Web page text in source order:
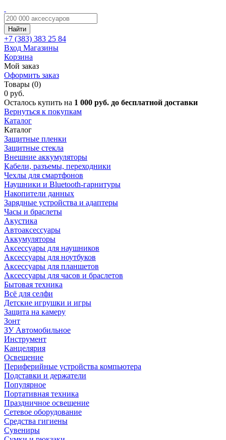
Найти
+7 (383) 383 25 84
Вход Магазины
Корзина
Мой заказ
Оформить заказ
Товары (0)
0 руб.
Осталось купить на 1 000 руб. до бесплатной доставки
Вернуться к покупкам
Каталог
Каталог
Защитные пленки
Защитные стекла
Внешние аккумуляторы
Кабели, разъемы, переходники
Чехлы для смартфонов
Наушники и Bluetooth-гарнитуры
Накопители данных
Зарядные устройства и адаптеры
Часы и браслеты
Акустика
Автоаксессуары
Аккумуляторы
Аксессуары для наушников
Аксессуары для ноутбуков
Аксессуары для планшетов
Аксессуары для часов и браслетов
Бытовая техника
Всё для селфи
Детские игрушки и игры
Защита на камеру
Зонт
ЗУ Автомобильное
Инструмент
Канцелярия
Освещение
Периферийные устройства компьютера
Подставки и держатели
Популярное
Портативная техника
Праздничное освещение
Сетевое оборудование
Средства гигиены
Сувениры